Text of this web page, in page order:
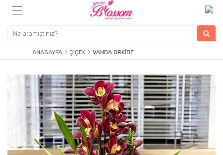
ANASAYFA ÇIÇEK VANDA ORKIDE